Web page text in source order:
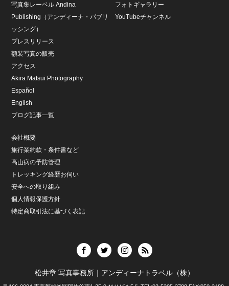
写真集レーベル Andina
Publishing（アンディーナ・パブリ
ッシング）
プレスリリース
額装写真の販売
アクセス
Akira Matsui Photography
Español
English
ブログ記事一覧
フォトギャラリー
YouTubeチャンネル
会社概要
旅行業約款・条件書など
高山病の予防管理
トレッキング経歴お伺い
安全への取り組み
個人情報保護方針
特定商取引法に基づく表記
松井章 写真事務所｜アンディーナトラベル（株）